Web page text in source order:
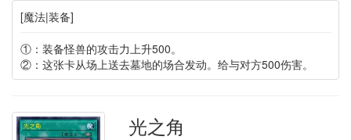
[魔法|装备]
①：装备怪兽的攻击力上升500。
②：这张卡从场上送去墓地的场合发动。给与对方500伤害。
光之角